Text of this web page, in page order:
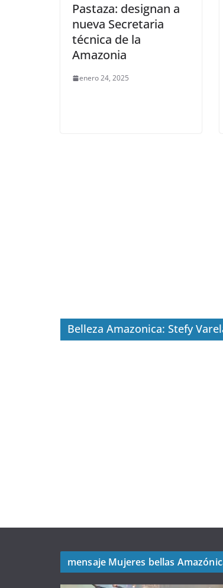
Pastaza: designan a
nueva Secretaria
técnica de la
Amazonia
enero 24, 2025
Belleza Amazonica: Stefy
mensaje Mujeres bellas